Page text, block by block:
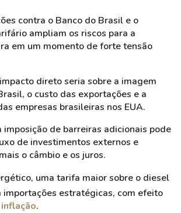
contra o Banco do Brasil e o
ampliam os riscos para a
em um momento de forte tensão
direto seria sobre a imagem
o custo das exportações e a
empresas brasileiras nos EUA.
imposição de barreiras adicionais pode
de investimentos externos e
o câmbio e os juros.
uma tarifa maior sobre o diesel
importações estratégicas, com efeito
inflação.